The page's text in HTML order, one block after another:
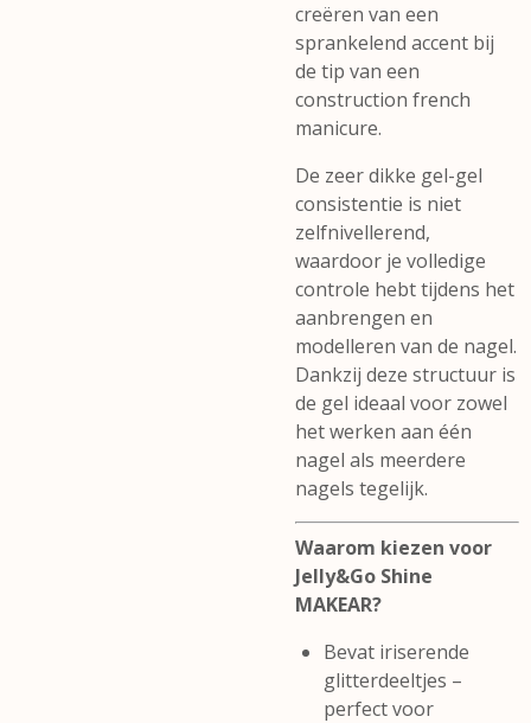
creëren van een
sprankelend accent bij
de tip van een
construction french
manicure.
De zeer dikke gel-gel
consistentie is niet
zelfnivellerend,
waardoor je volledige
controle hebt tijdens het
aanbrengen en
modelleren van de nagel.
Dankzij deze structuur is
de gel ideaal voor zowel
het werken aan één
nagel als meerdere
nagels tegelijk.
Waarom kiezen voor
Jelly&Go Shine
MAKEAR?
Bevat iriserende
glitterdeeltjes –
perfect voor